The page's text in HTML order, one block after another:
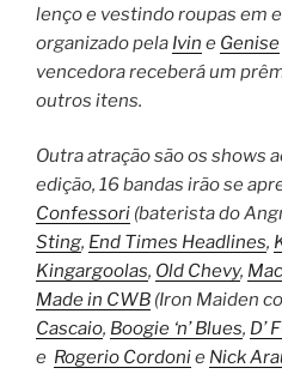
lenço e vestindo roupas em
organizado pela Ivin e Genise
vencedora receberá um
outros itens.
Outra atração são os shows
edição, 16 bandas irão se
Confessori (baterista do
Sting, End Times Headlines,
Kingargoolas, Old Chevy,
Made in CWB (Iron Maiden
Cascaio, Boogie ‘n’ Blues, D’
e Rogerio Cordonie Nick